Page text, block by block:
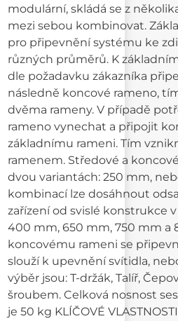
modulární, skládá se z
mezi sebou kombinovat.
pro připevnění systému ke
různých průměrů. K
dle požadavku zákazníka
následně koncové rameno,
dvěma rameny. V případě
rameno vynechat a připojit
základnímu rameni. Tím
ramenem. Středové a
dvou variantách: 250 mm,
kombinací lze dosáhnout
zařízení od svislé konstrukce
400 mm, 650 mm, 750 mm a
koncovému rameni se
slouží k upevnění svítidla,
výběr jsou: T-držák, Talíř,
šroubem. Celková nosnost
je 50 kg KLÍČOVÉ